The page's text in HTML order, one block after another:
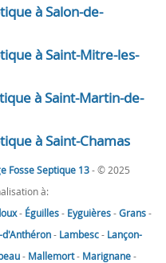
à Salon-de-
à Saint-Mitre-les-
à Saint-Martin-de-
à Saint-Chamas
Fosse Septique 13- © 2025
à:
- Éguilles- Eyguières-Grans-
d'Anthéron- Lambesc- Lançon-
- Mallemort- Marignane-